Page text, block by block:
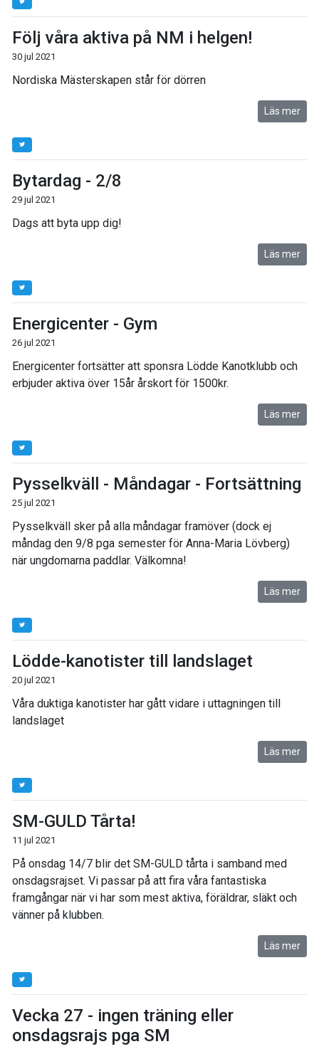
Följ våra aktiva på NM i helgen!
30 jul 2021
Nordiska Mästerskapen står för dörren
Läs mer
Bytardag - 2/8
29 jul 2021
Dags att byta upp dig!
Läs mer
Energicenter - Gym
26 jul 2021
Energicenter fortsätter att sponsra Lödde Kanotklubb och
erbjuder aktiva över 15år årskort för 1500kr.
Läs mer
Pysselkväll - Måndagar - Fortsättning
25 jul 2021
Pysselkväll sker på alla måndagar framöver (dock ej
måndag den 9/8 pga semester för Anna-Maria Lövberg)
när ungdomarna paddlar. Välkomna!
Läs mer
Lödde-kanotister till landslaget
20 jul 2021
Våra duktiga kanotister har gått vidare i uttagningen till
landslaget
Läs mer
SM-GULD Tårta!
11 jul 2021
På onsdag 14/7 blir det SM-GULD tårta i samband med
onsdagsrajset. Vi passar på att fira våra fantastiska
framgångar när vi har som mest aktiva, föräldrar, släkt och
vänner på klubben.
Läs mer
Vecka 27 - ingen träning eller
onsdagsrajs pga SM